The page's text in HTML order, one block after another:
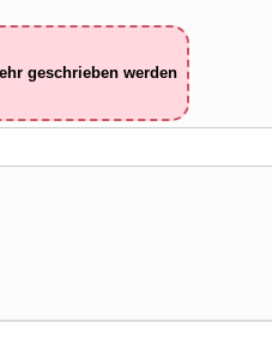
geschrieben werden